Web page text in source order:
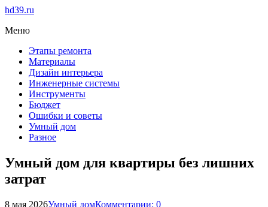
hd39.ru
Меню
Этапы ремонта
Материалы
Дизайн интерьера
Инженерные системы
Инструменты
Бюджет
Ошибки и советы
Умный дом
Разное
Умный дом для квартиры без лишних
затрат
8 мая 2026Умный домКомментарии: 0